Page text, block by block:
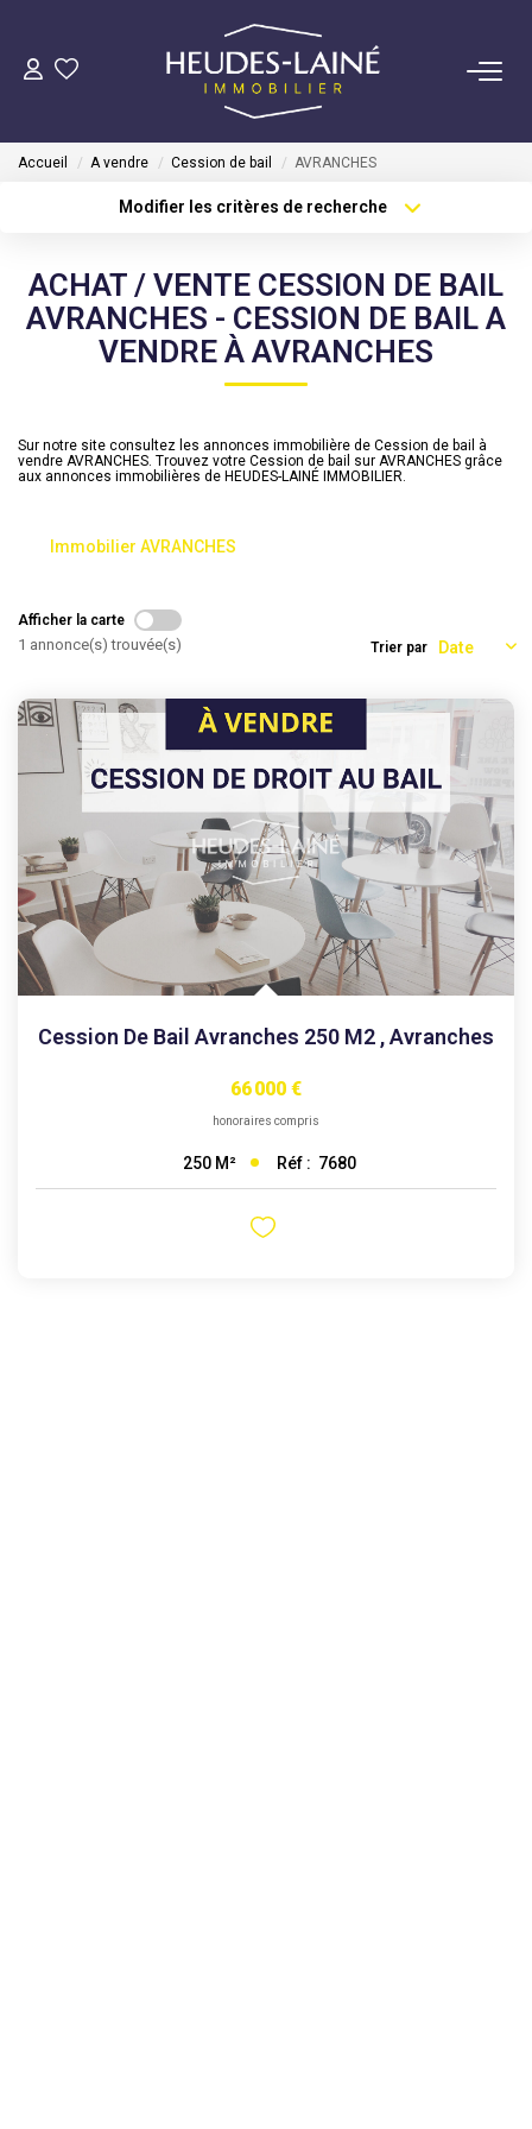
VENDRE
GÉRER
Mise En Location
EXTRANET
Accueil A vendre Cession de bail AVRANCHES
Modifier les critères de recherche
Sélectionnez...
Type de bien
Surface min
Budget max Plus de critères
ACHAT / VENTE CESSION DE BAIL
AVRANCHES - CESSION DE BAIL A
VENDRE À AVRANCHES
Sur notre site consultez les annonces immobilière de Cession de bail à
vendre AVRANCHES. Trouvez votre Cession de bail sur AVRANCHES grâce
aux annonces immobilières de HEUDES-LAINÉ IMMOBILIER.
Immobilier AVRANCHES
Afficher la carte
1 annonce(s) trouvée(s) Trier par
Cession De Bail Avranches 250 M2 ,Avranches
66 000 €
honoraires compris
250 M² Réf : 7680